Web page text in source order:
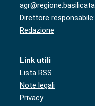
Direttore responsabile:
Redazione
Link utili
Lista RSS
Note legali
Privacy